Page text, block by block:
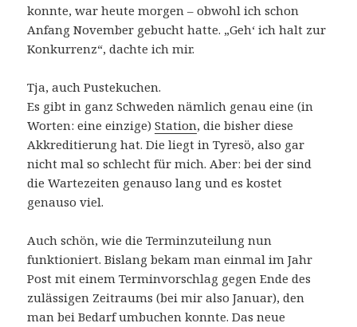
konnte, war heute morgen – obwohl ich schon
Anfang November gebucht hatte. „Geh‘ ich halt zur
Konkurrenz“, dachte ich mir.
Tja, auch Pustekuchen.
Es gibt in ganz Schweden nämlich genau eine (in
Worten: eine einzige)Station, die bisher diese
Akkreditierung hat. Die liegt in Tyresö, also gar
nicht mal so schlecht für mich. Aber: bei der sind
die Wartezeiten genauso lang und es kostet
genauso viel.
Auch schön, wie die Terminzuteilung nun
funktioniert. Bislang bekam man einmal im Jahr
Post mit einem Terminvorschlag gegen Ende des
zulässigen Zeitraums (bei mir also Januar), den
man bei Bedarf umbuchen konnte. Das neue